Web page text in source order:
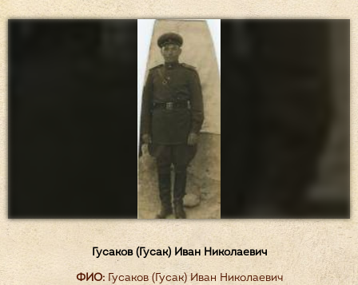
Гусаков (Гусак) Иван Николаевич
ФИО:Гусаков (Гусак) Иван Николаевич